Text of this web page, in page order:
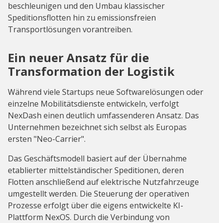
beschleunigen und den Umbau klassischer
Speditionsflotten hin zu emissionsfreien
Transportlösungen vorantreiben.
Ein neuer Ansatz für die
Transformation der Logistik
Während viele Startups neue Softwarelösungen oder
einzelne Mobilitätsdienste entwickeln, verfolgt
NexDash einen deutlich umfassenderen Ansatz. Das
Unternehmen bezeichnet sich selbst als Europas
ersten "Neo-Carrier".
Das Geschäftsmodell basiert auf der Übernahme
etablierter mittelständischer Speditionen, deren
Flotten anschließend auf elektrische Nutzfahrzeuge
umgestellt werden. Die Steuerung der operativen
Prozesse erfolgt über die eigens entwickelte KI-
Plattform NexOS. Durch die Verbindung von